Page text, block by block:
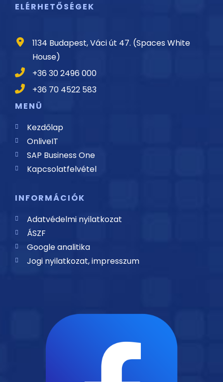
ELÉRHETŐSÉGEK
1134 Budapest, Váci út 47. (Spaces White
House)
+36 30 2496 000
+36 70 4522 583
MENÜ
Kezdőlap
OnliveIT
SAP Business One
Kapcsolatfelvétel
INFORMÁCIÓK
Adatvédelmi nyilatkozat
ÁSZF
Google analitika
Jogi nyilatkozat, impresszum